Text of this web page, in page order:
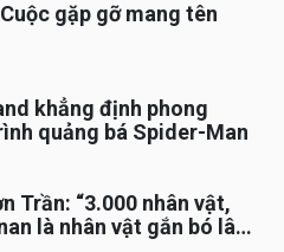
gặp gỡ mang tên
khẳng định phong
quảng bá Spider-Man
Trần: “3.000 nhân vật,
là nhân vật gắn bó lâu